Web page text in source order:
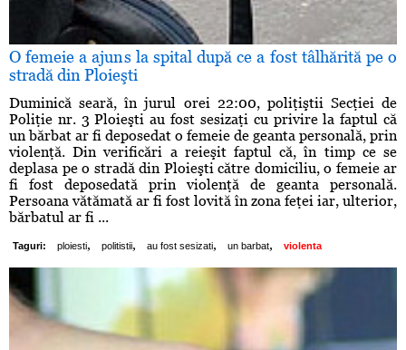
O femeie a ajuns la spital după ce a fost tâlhărită pe o
stradă din Ploieşti
Duminică seară, în jurul orei 22:00, poliţiştii Secţiei de
Poliţie nr. 3 Ploieşti au fost sesizaţi cu privire la faptul că
un bărbat ar fi deposedat o femeie de geanta personală, prin
violenţă. Din verificări a reieşit faptul că, în timp ce se
deplasa pe o stradă din Ploieşti către domiciliu, o femeie ar
fi fost deposedată prin violenţă de geanta personală.
Persoana vătămată ar fi fost lovită în zona feţei iar, ulterior,
bărbatul ar fi ...
Taguri: ploiesti, politistii, au fost sesizati, un barbat, violenta